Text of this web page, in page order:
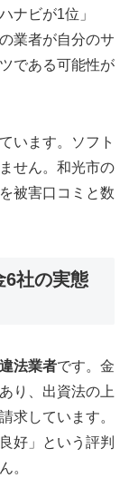
ナビが1位」
業者が自分のサ
である可能性が
います。ソフト
せん。和光市の
被害口コミと数
6社の実態
法業者です。金
り、出資法の上
求しています。
好」という評判
。